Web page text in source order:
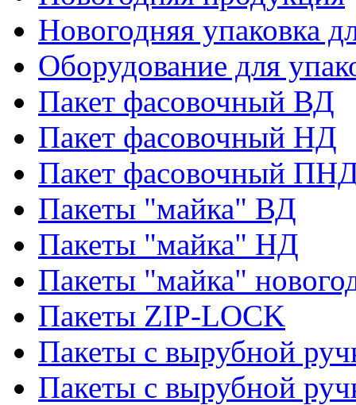
Новогодняя упаковка
Оборудование для
Пакет фасовочный ВД
Пакет фасовочный НД
Пакет фасовочный
Пакеты "майка" ВД
Пакеты "майка" НД
Пакеты "майка"
Пакеты ZIP-LOCK
Пакеты с вырубной
Пакеты с вырубной